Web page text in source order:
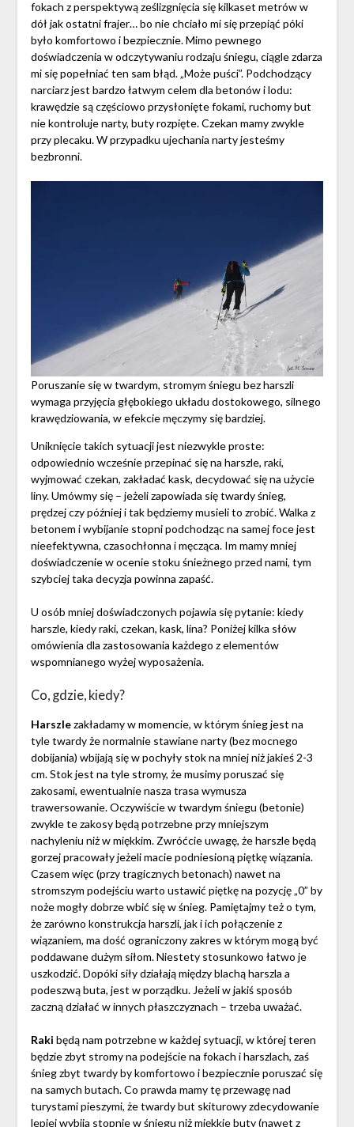
fokach z perspektywą ześlizgnięcia się kilkaset metrów w
dół jak ostatni frajer… bo nie chciało mi się przepiąć póki
było komfortowo i bezpiecznie. Mimo pewnego
doświadczenia w odczytywaniu rodzaju śniegu, ciągle zdarza
mi się popełniać ten sam błąd. „Może puści”. Podchodzący
narciarz jest bardzo łatwym celem dla betonów i lodu:
krawędzie są częściowo przysłonięte fokami, ruchomy but
nie kontroluje narty, buty rozpięte. Czekan mamy zwykle
przy plecaku. W przypadku ujechania narty jesteśmy
bezbronni.
Poruszanie się w twardym, stromym śniegu bez harszli
wymaga przyjęcia głębokiego układu dostokowego, silnego
krawędziowania, w efekcie męczymy się bardziej.
Uniknięcie takich sytuacji jest niezwykle proste:
odpowiednio wcześnie przepinać się na harszle, raki,
wyjmować czekan, zakładać kask, decydować się na użycie
liny. Umówmy się – jeżeli zapowiada się twardy śnieg,
prędzej czy później i tak będziemy musieli to zrobić. Walka z
betonem i wybijanie stopni podchodząc na samej foce jest
nieefektywna, czasochłonna i męcząca. Im mamy mniej
doświadczenie w ocenie stoku śnieżnego przed nami, tym
szybciej taka decyzja powinna zapaść.
U osób mniej doświadczonych pojawia się pytanie: kiedy
harszle, kiedy raki, czekan, kask, lina? Poniżej kilka słów
omówienia dla zastosowania każdego z elementów
wspomnianego wyżej wyposażenia.
Co, gdzie, kiedy?
Harszlezakładamy w momencie, w którym śnieg jest na
tyle twardy że normalnie stawiane narty (bez mocnego
dobijania) wbijają się w pochyły stok na mniej niż jakieś 2-3
cm. Stok jest na tyle stromy, że musimy poruszać się
zakosami, ewentualnie nasza trasa wymusza
trawersowanie. Oczywiście w twardym śniegu (betonie)
zwykle te zakosy będą potrzebne przy mniejszym
nachyleniu niż w miękkim. Zwróćcie uwagę, że harszle będą
gorzej pracowały jeżeli macie podniesioną piętkę wiązania.
Czasem więc (przy tragicznych betonach) nawet na
stromszym podejściu warto ustawić piętkę na pozycję „0” by
noże mogły dobrze wbić się w śnieg. Pamiętajmy też o tym,
że zarówno konstrukcja harszli, jak i ich połączenie z
wiązaniem, ma dość ograniczony zakres w którym mogą być
poddawane dużym siłom. Niestety stosunkowo łatwo je
uszkodzić. Dopóki siły działają między blachą harszla a
podeszwą buta, jest w porządku. Jeżeli w jakiś sposób
zaczną działać w innych płaszczyznach – trzeba uważać.
Raki będą nam potrzebne w każdej sytuacji, w której teren
będzie zbyt stromy na podejście na fokach i harszlach, zaś
śnieg zbyt twardy by komfortowo i bezpiecznie poruszać się
na samych butach. Co prawda mamy tę przewagę nad
turystami pieszymi, że twardy but skiturowy zdecydowanie
lepiej wybija stopnie w śniegu niż miękkie buty (nawet z